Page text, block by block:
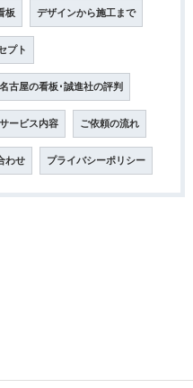
板 デザインから施工まで
プト
名古屋の看板･誠進社の評判
サービス内容 ご依頼の流れ
わせ プライバシーポリシー